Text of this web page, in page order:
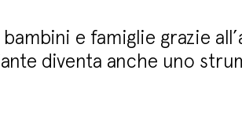
e famiglie grazie
diventa anche uno